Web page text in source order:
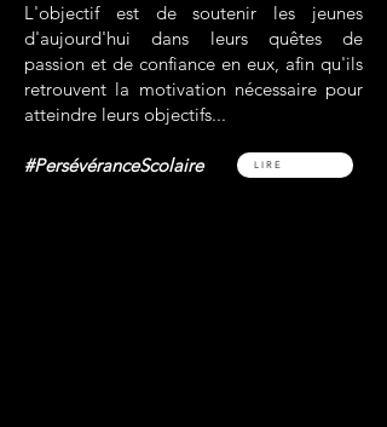
L'objectif est de soutenir les jeunes
d'aujourd'hui dans leurs quêtes de
passion et de confiance en eux, afin qu'ils
retrouvent la motivation nécessaire pour
atteindre leurs objectifs...
#PersévéranceScolaire LIRE